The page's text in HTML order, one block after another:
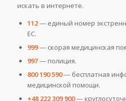
искать в интернете.
112— единый номер
ЕС.
999— скорая медицинская
997— полиция.
800 190 590— бесплатная
медицинской помощи.
+48 222 309 900—